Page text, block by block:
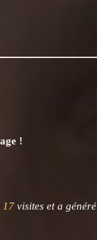
!
17visites et a généré